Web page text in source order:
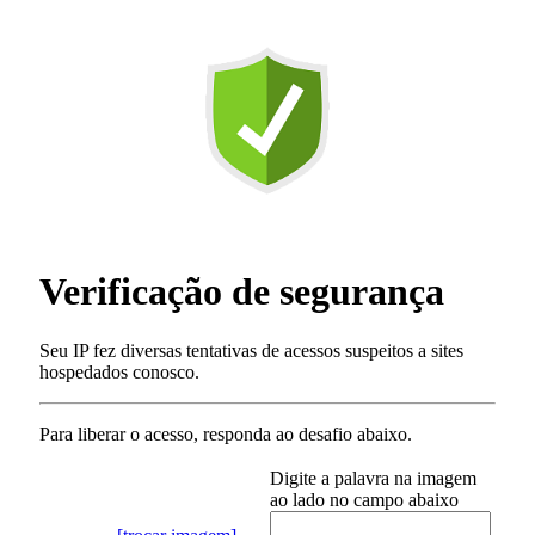
Verificação de segurança
Seu IP fez diversas tentativas de acessos suspeitos a sites
hospedados conosco.
Para liberar o acesso, responda ao desafio abaixo.
Digite a palavra na imagem
ao lado no campo abaixo